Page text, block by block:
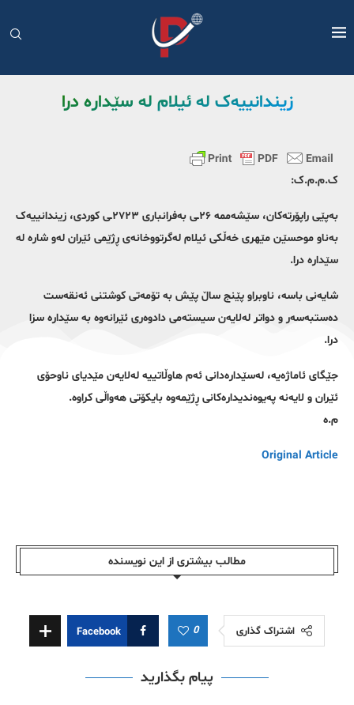
زیندانییەک لە ئیلام لە سێدارە درا
ک.م.م.ک:
بەپێی راپۆرتەکان، سێشەممە ۲۶ـی بەفرانباری ۲۷۲۳ـی کوردی، زیندانییەک
بەناو موحسێن مێهری خەڵکی ئیلام لەگرتووخانەی ڕژێمی ئێران لەو شارە لە
سێدارە درا.
شایەنی باسە، ناوبراو پێنج ساڵ پێش بە تۆمەتی کوشتنی ئەنقەست
دەستبەسەر و دواتر لەلایەن سیستەمی دادوەری ئێرانەوە بە سێدارە سزا
درا.
جێگای ئاماژەیە، لەسێدارەدانی ئەم هاوڵاتییە لەلایەن مێدیای ناوحۆی
ئێران و لایەنە پەیوەندیدارەکانی ڕژێمەوە بایکۆتی هەواڵی کراوە.
م.ە
Original Article
مطالب بیشتری از این نویسندە
اشتراک گذاری 0
Facebook
پیام بگذارید